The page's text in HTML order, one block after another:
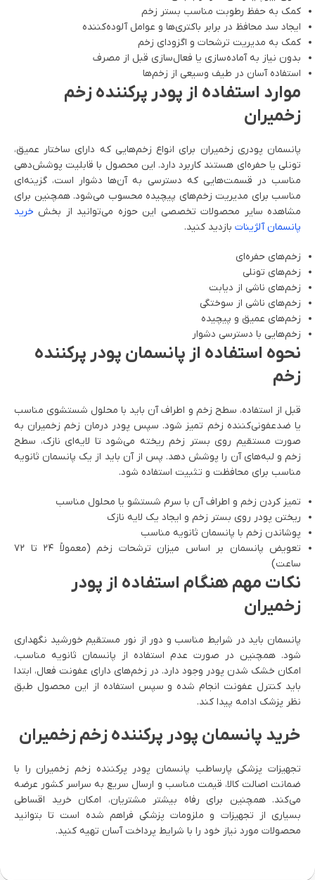
کمک به حفظ رطوبت مناسب بستر زخم
ایجاد سد محافظ در برابر باکتری‌ها و عوامل آلوده‌کننده
کمک به مدیریت ترشحات و اگزودای زخم
بدون نیاز به آماده‌سازی یا فعال‌سازی قبل از مصرف
استفاده آسان در طیف وسیعی از زخم‌ها
موارد استفاده از پودر پرکننده زخم
زخمیران
پانسمان پودری زخمیران برای انواع زخم‌هایی که دارای ساختار عمیق،
تونلی یا حفره‌ای هستند کاربرد دارد. این محصول با قابلیت پوشش‌دهی
مناسب در قسمت‌هایی که دسترسی به آن‌ها دشوار است، گزینه‌ای
مناسب برای مدیریت زخم‌های پیچیده محسوب می‌شود. همچنین برای
مشاهده سایر محصولات تخصصی این حوزه می‌توانید از بخش خرید
پانسمان آلژینات بازدید کنید.
زخم‌های حفره‌ای
زخم‌های تونلی
زخم‌های ناشی از دیابت
زخم‌های ناشی از سوختگی
زخم‌های عمیق و پیچیده
زخم‌هایی با دسترسی دشوار
نحوه استفاده از پانسمان پودر پرکننده
زخم
قبل از استفاده، سطح زخم و اطراف آن باید با محلول شستشوی مناسب
یا ضدعفونی‌کننده زخم تمیز شود. سپس پودر درمان زخم زخمیران به
صورت مستقیم روی بستر زخم ریخته می‌شود تا لایه‌ای نازک، سطح
زخم و لبه‌های آن را پوشش دهد. پس از آن باید از یک پانسمان ثانویه
مناسب برای محافظت و تثبیت استفاده شود.
تمیز کردن زخم و اطراف آن با سرم شستشو یا محلول مناسب
ریختن پودر روی بستر زخم و ایجاد یک لایه نازک
پوشاندن زخم با پانسمان ثانویه مناسب
تعویض پانسمان بر اساس میزان ترشحات زخم (معمولاً ۲۴ تا ۷۲
ساعت)
نکات مهم هنگام استفاده از پودر
زخمیران
پانسمان باید در شرایط مناسب و دور از نور مستقیم خورشید نگهداری
شود. همچنین در صورت عدم استفاده از پانسمان ثانویه مناسب،
امکان خشک شدن پودر وجود دارد. در زخم‌های دارای عفونت فعال، ابتدا
باید کنترل عفونت انجام شده و سپس استفاده از این محصول طبق
نظر پزشک ادامه پیدا کند.
خرید پانسمان پودر پرکننده زخم زخمیران
تجهیزات پزشکی پارساطب پانسمان پودر پرکننده زخم زخمیران را با
ضمانت اصالت کالا، قیمت مناسب و ارسال سریع به سراسر کشور عرضه
می‌کند. همچنین برای رفاه بیشتر مشتریان، امکان خرید اقساطی
بسیاری از تجهیزات و ملزومات پزشکی فراهم شده است تا بتوانید
محصولات مورد نیاز خود را با شرایط پرداخت آسان تهیه کنید.